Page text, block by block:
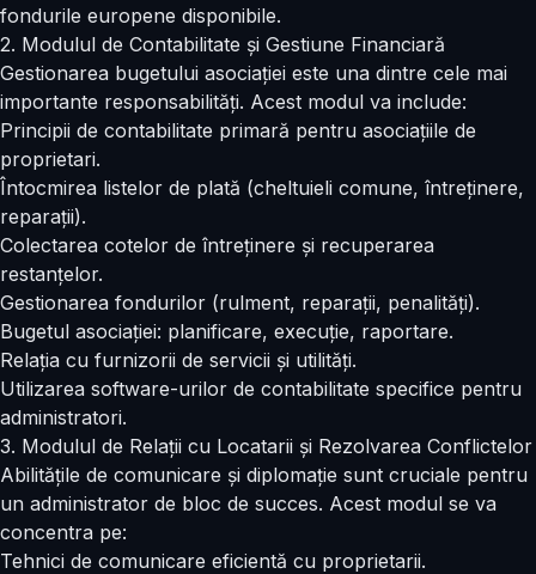
fondurile europene disponibile.
2. Modulul de Contabilitate și Gestiune Financiară
Gestionarea bugetului asociației este una dintre cele mai
importante responsabilități. Acest modul va include:
Principii de contabilitate primară pentru asociațiile de
proprietari.
Întocmirea listelor de plată (cheltuieli comune, întreținere,
reparații).
Colectarea cotelor de întreținere și recuperarea
restanțelor.
Gestionarea fondurilor (rulment, reparații, penalități).
Bugetul asociației: planificare, execuție, raportare.
Relația cu furnizorii de servicii și utilități.
Utilizarea software-urilor de contabilitate specifice pentru
administratori.
3. Modulul de Relații cu Locatarii și Rezolvarea Conflictelor
Abilitățile de comunicare și diplomație sunt cruciale pentru
un administrator de bloc de succes. Acest modul se va
concentra pe:
Tehnici de comunicare eficientă cu proprietarii.